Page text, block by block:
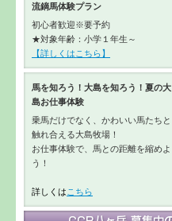
流鏑馬体験プラン
初心者歓迎※要予約
★対象年齢：小学１年生～
【詳しくはこちら】
馬を知ろう！大島を知ろう！夏の大
島お仕事体験
乗馬だけでなく、かわいい馬たちと
触れ合える大島牧場！
お仕事体験で、馬との距離を縮めよ
う！
詳しくは こちら